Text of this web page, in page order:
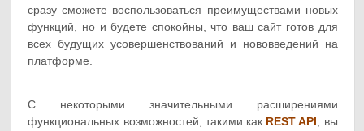
сразу сможете воспользоваться преимуществами новых
функций, но и будете спокойны, что ваш сайт готов для
всех будущих усовершенствований и нововведений на
платформе.
С некоторыми значительными расширениями
функциональных возможностей, такими как REST API , вы